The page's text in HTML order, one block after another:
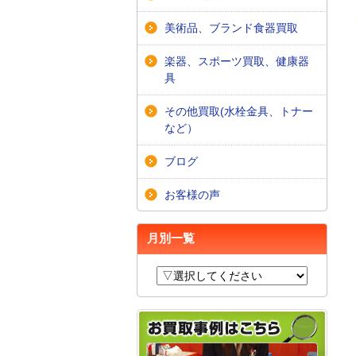
美術品、ブランド食器買取
楽器、スポーツ買取、健康器
具
その他買取(水栓金具、トナー
など）
ブログ
お客様の声
月別一覧